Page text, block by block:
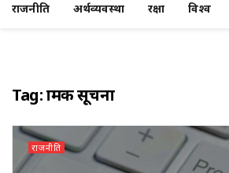
राजनीति अर्थव्यवस्था रक्षा विश्व
Tag:भ्रामक सूचना
राजनीति